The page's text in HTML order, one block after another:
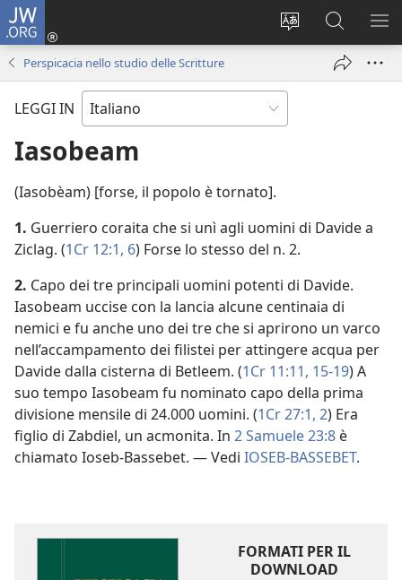
JW.ORG
Modificare
Accedi
(apre
finestra)
Cerca
in
JW.ORG
Perspicacia nello studio delle Scritture
LEGGI IN
Iasobeam
(Iasobèam) [forse, il popolo è tornato].
1. Guerriero coraita che si unì agli uomini di Davide a
Ziclag. (1Cr 12:1, 6) Forse lo stesso del n. 2.
2. Capo dei tre principali uomini potenti di Davide.
Iasobeam uccise con la lancia alcune centinaia di
nemici e fu anche uno dei tre che si aprirono un varco
nell’accampamento dei filistei per attingere acqua per
Davide dalla cisterna di Betleem. (1Cr 11:11, 15-19) A
suo tempo Iasobeam fu nominato capo della prima
divisione mensile di 24.000 uomini. (1Cr 27:1, 2) Era
figlio di Zabdiel, un acmonita. In 2 Samuele 23:8 è
chiamato Ioseb-Bassebet. — Vedi IOSEB-BASSEBET.
FORMATI PER IL
DOWNLOAD